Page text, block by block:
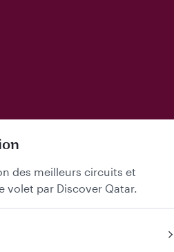
des meilleurs circuits et
volet par Discover Qatar.